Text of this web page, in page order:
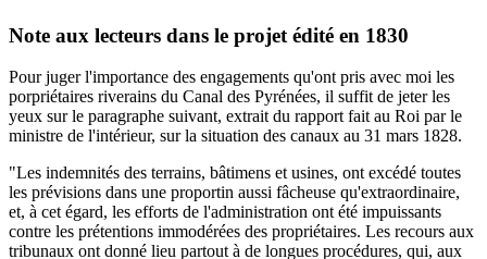
Note aux lecteurs dans le projet édité en 1830
Pour juger l'importance des engagements qu'ont pris avec moi les
porpriétaires riverains du Canal des Pyrénées, il suffit de jeter les
yeux sur le paragraphe suivant, extrait du rapport fait au Roi par le
ministre de l'intérieur, sur la situation des canaux au 31 mars 1828.
"Les indemnités des terrains, bâtimens et usines, ont excédé toutes
les prévisions dans une proportin aussi fâcheuse qu'extraordinaire,
et, à cet égard, les efforts de l'administration ont été impuissants
contre les prétentions immodérées des propriétaires. Les recours aux
tribunaux ont donné lieu partout à de longues procédures, qui, aux